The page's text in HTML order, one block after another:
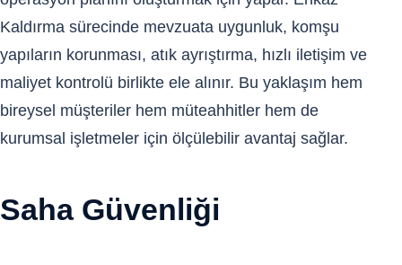
Kaldırma sürecinde mevzuata uygunluk, komşu
yapıların korunması, atık ayrıştırma, hızlı iletişim ve
maliyet kontrolü birlikte ele alınır. Bu yaklaşım hem
bireysel müşteriler hem müteahhitler hem de
kurumsal işletmeler için ölçülebilir avantaj sağlar.
Saha Güvenliği